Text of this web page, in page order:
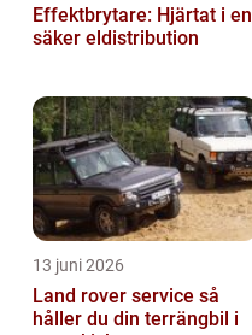
Effektbrytare: Hjärtat i en
säker eldistribution
13 juni 2026
Land rover service så
håller du din terrängbil i